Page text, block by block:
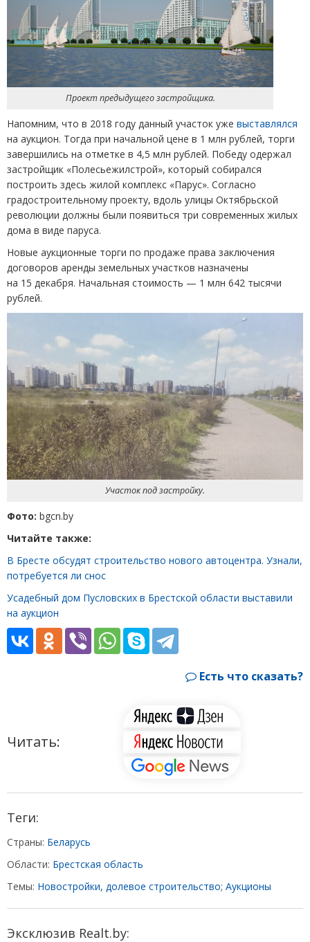
Проект предыдущего застройщика.
Напомним, что в 2018 году данный участок уже выставлялся
на аукцион. Тогда при начальной цене в 1 млн рублей, торги
завершились на отметке в 4,5 млн рублей. Победу одержал
застройщик «Полесьежилстрой», который собирался
построить здесь жилой комплекс «Парус». Согласно
градостроительному проекту, вдоль улицы Октябрьской
революции должны были появиться три современных жилых
дома в виде паруса.
Новые аукционные торги по продаже права заключения
договоров аренды земельных участков назначены
на 15 декабря. Начальная стоимость — 1 млн 642 тысячи
рублей.
Участок под застройку.
Фото: bgcn.by
Читайте также:
В Бресте обсудят строительство нового автоцентра. Узнали,
потребуется ли снос
Усадебный дом Пусловских в Брестской области выставили
на аукцион
Есть что сказать?
Читать:
Теги:
Страны: Беларусь
Области: Брестская область
Темы: Новостройки, долевое строительство; Аукционы
Эксклюзив Realt.by: